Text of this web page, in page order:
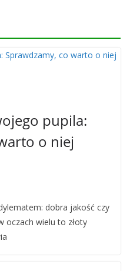
pupila:
o niej
dobra jakość czy
oczach wielu to złoty